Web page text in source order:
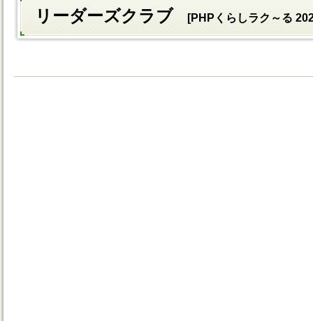
リーダーズクラブ [PHPくらしラク～る